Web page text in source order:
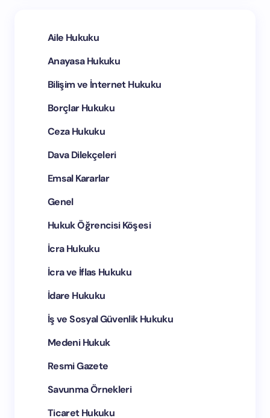
Yorumunuz *
tarayıcıya kaydedin.
Aile Hukuku
Anayasa Hukuku
Bilişim ve İnternet Hukuku
Borçlar Hukuku
Ceza Hukuku
Dava Dilekçeleri
Emsal Kararlar
Genel
Hukuk Öğrencisi Köşesi
İcra Hukuku
İcra ve İflas Hukuku
İdare Hukuku
İş ve Sosyal Güvenlik Hukuku
Medeni Hukuk
Resmi Gazete
Savunma Örnekleri
Ticaret Hukuku